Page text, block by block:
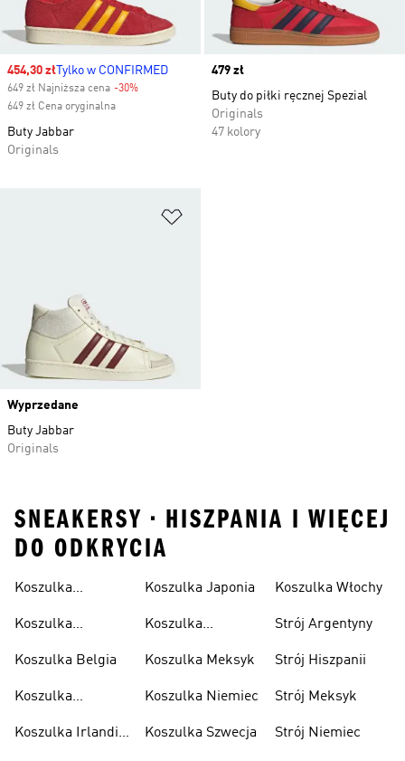
Sale price
454,30 zł Tylko w CONFIRMED
649 zł Najniższa cena -30%
649 zł Cena oryginalna
Buty Jabbar
Originals
Price
479 zł
Buty do piłki ręcznej Spezial
Originals
47 kolory
Wyprzedane
Buty Jabbar
Originals
SNEAKERSY • HISZPANIA I WIĘCEJ
DO ODKRYCIA
Koszulka
Koszulka
Koszulka Belgia
Koszulka
Koszulka Irlandii
Koszulka Japonia
Koszulka
Koszulka Meksyk
Koszulka Niemiec
Koszulka Szwecja
Koszulka Włochy
Strój Argentyny
Strój Hiszpanii
Strój Meksyk
Strój Niemiec